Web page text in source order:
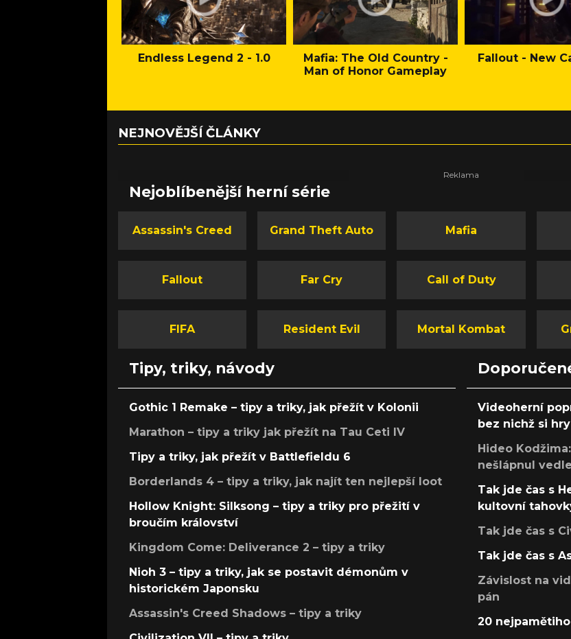
Endless Legend 2 - 1.0
Mafia: The Old Country -
Man of Honor Gameplay
Fallout - New
NEJNOVĚJŠÍ ČLÁNKY
Nejoblíbenější herní série
Assassin's Creed Grand Theft Auto Mafia
Fallout Far Cry Call of Duty
FIFA Resident Evil Mortal Kombat
Tipy, triky, návody
Gothic 1 Remake – tipy a triky, jak přežít v Kolonii
Marathon – tipy a triky jak přežít na Tau Ceti IV
Tipy a triky, jak přežít v Battlefieldu 6
Borderlands 4 – tipy a triky, jak najít ten nejlepší loot
Hollow Knight: Silksong – tipy a triky pro přežití v
broučím království
Kingdom Come: Deliverance 2 – tipy a triky
Nioh 3 – tipy a triky, jak se postavit démonům v
historickém Japonsku
Assassin's Creed Shadows – tipy a triky
Videoherní
bez nichž si
Hideo
nešlápnul vedle
Tak jde čas s
kultovní
Tak jde čas s
Tak jde čas s
Závislost na
pán
20